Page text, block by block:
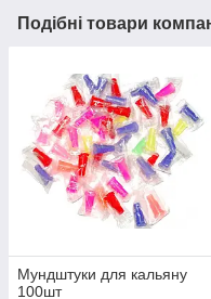
Подібні товари
Мундштуки для кальяну
100шт